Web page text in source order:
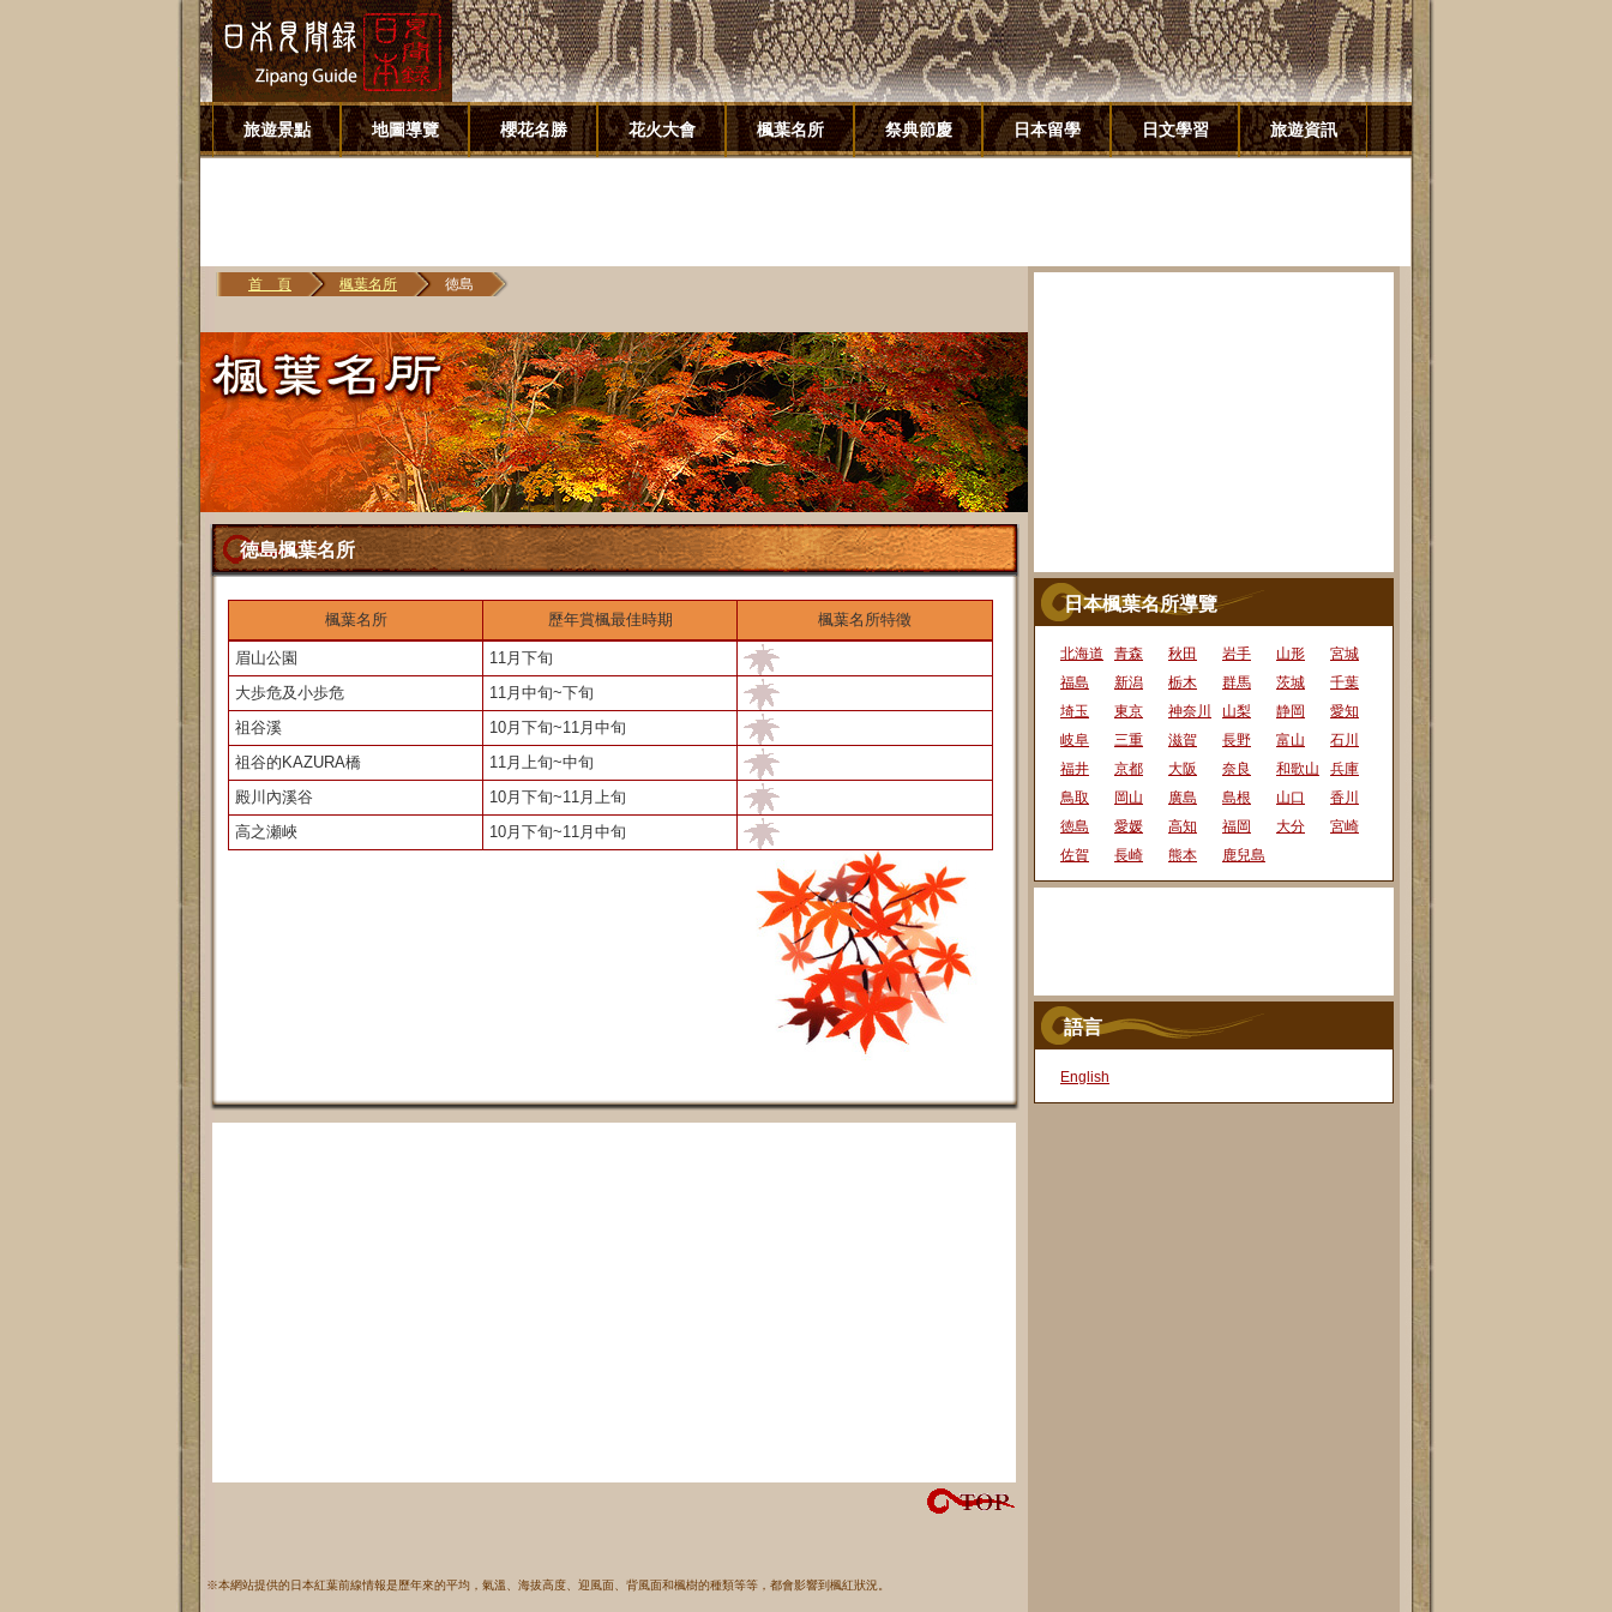
旅遊景點 地圖導覽 櫻花名勝 花火大會 楓葉名所 祭典節慶 日本留學 日文學習 旅遊資訊
首 頁 楓葉名所 徳島
徳島楓葉名所
楓葉名所 歷年賞楓最佳時期 楓葉名所特徵
眉山公園
11月下旬
大歩危及小歩危
11月中旬~下旬
祖谷溪
10月下旬~11月中旬
祖谷的KAZURA橋
11月上旬~中旬
殿川內溪谷
10月下旬~11月上旬
高之瀬峽
10月下旬~11月中旬
※本網站提供的日本紅葉前線情報是歷年來的平均，氣溫、海拔高度、迎風面、背風面和楓樹的種類等等，都會影響到楓紅狀況。
日本楓葉名所導覽
北海道 青森 秋田 岩手 山形
宮城
福島
新潟 栃木 群馬 茨城
千葉
埼玉
東京 神奈川 山梨 静岡
愛知
岐阜
三重 滋賀 長野 富山
石川
福井
京都 大阪 奈良 和歌山
兵庫
鳥取
岡山 廣島 島根 山口
香川
徳島
愛媛 高知 福岡 大分
宮崎
佐賀
長崎 熊本 鹿兒島
語言
English